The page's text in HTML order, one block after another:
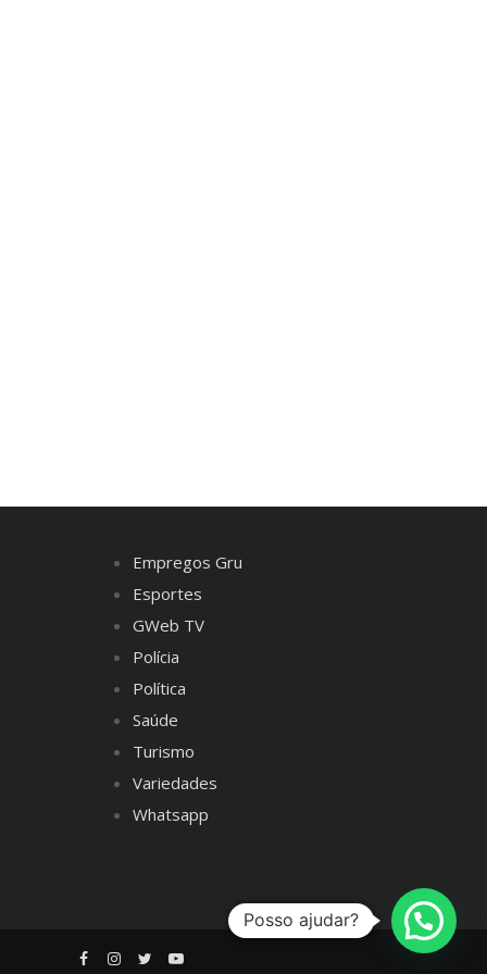
Empregos Gru
Esportes
GWeb TV
Polícia
Política
Saúde
Turismo
Variedades
Whatsapp
Posso ajudar?